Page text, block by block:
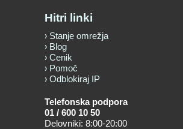
Hitri linki
Stanje omrežja
Blog
Cenik
Pomoč
Odblokiraj IP
Telefonska podpora
01 / 600 10 50
Delovniki: 8:00-20:00